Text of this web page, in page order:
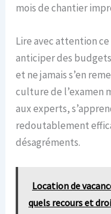
mois de chantier
Lire avec attention
anticiper des
et ne jamais s’en
culture de l’examen
aux experts,
redoutablement
désagréments.
Location de
quels recours et